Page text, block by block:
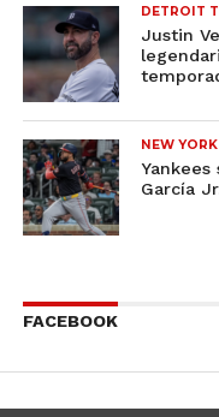
DETROIT
Justin
NEW
García
FACEBOOK